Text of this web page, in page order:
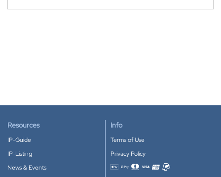
Resources
IP-Guide
IP-Listing
News & Events
Info
Terms of Use
Privacy Policy
Accepted payment methods